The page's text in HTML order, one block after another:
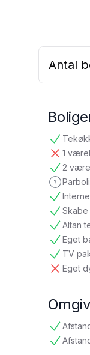
Antal
1
ikke
2
ikke
Skabe
tilgængelig
Altan
Eget
TV
Eget
ikke